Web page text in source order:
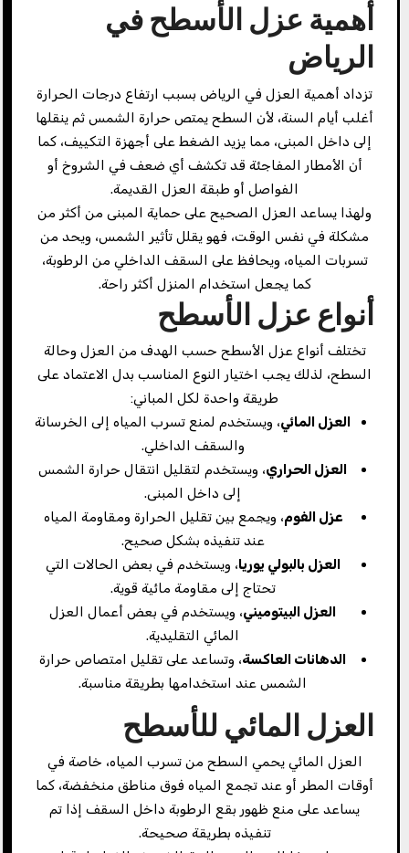
أهمية عزل الأسطح في
الرياض
تزداد أهمية العزل في الرياض بسبب ارتفاع درجات الحرارة
أغلب أيام السنة، لأن السطح يمتص حرارة الشمس ثم ينقلها
إلى داخل المبنى، مما يزيد الضغط على أجهزة التكييف، كما
أن الأمطار المفاجئة قد تكشف أي ضعف في الشروخ أو
الفواصل أو طبقة العزل القديمة.
ولهذا يساعد العزل الصحيح على حماية المبنى من أكثر من
مشكلة في نفس الوقت، فهو يقلل تأثير الشمس، ويحد من
تسربات المياه، ويحافظ على السقف الداخلي من الرطوبة،
كما يجعل استخدام المنزل أكثر راحة.
أنواع عزل الأسطح
تختلف أنواع عزل الأسطح حسب الهدف من العزل وحالة
السطح، لذلك يجب اختيار النوع المناسب بدل الاعتماد على
طريقة واحدة لكل المباني:
العزل المائي، ويستخدم لمنع تسرب المياه إلى الخرسانة
والسقف الداخلي.
العزل الحراري، ويستخدم لتقليل انتقال حرارة الشمس
إلى داخل المبنى.
عزل الفوم، ويجمع بين تقليل الحرارة ومقاومة المياه
عند تنفيذه بشكل صحيح.
العزل بالبولي يوريا، ويستخدم في بعض الحالات التي
تحتاج إلى مقاومة مائية قوية.
العزل البيتوميني، ويستخدم في بعض أعمال العزل
المائي التقليدية.
الدهانات العاكسة، وتساعد على تقليل امتصاص حرارة
الشمس عند استخدامها بطريقة مناسبة.
العزل المائي للأسطح
العزل المائي يحمي السطح من تسرب المياه، خاصة في
أوقات المطر أو عند تجمع المياه فوق مناطق منخفضة، كما
يساعد على منع ظهور بقع الرطوبة داخل السقف إذا تم
تنفيذه بطريقة صحيحة.